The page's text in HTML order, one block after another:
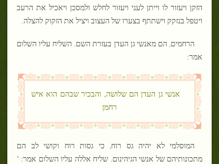
הזקן ויעזור לו וייתן לעני ויעזור לחלש ולמסכן ויאכיל את הרעב
ויטפל בנזקק וישתתף בצערו של העצוב ויציל את הזקוק להצלה.
הרחמים, הם מאנשי גן העדן בעזרת השם. השליח עליו השלום
אמר:
אנשי גן העדן הם שלושה, והבכיר שבהם הוא איש
רחמן
המוסלמי לא יהיה גס רוח, כי גסות רוח וקושי לב הם
מתכונותיהם של אנשי הגיהינום. שליח אללה עליו השלום אמר: "